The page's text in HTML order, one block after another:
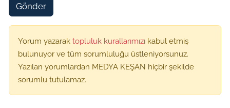
Gönder
Yorum yazarak topluluk kurallarımızı kabul etmiş
bulunuyor ve tüm sorumluluğu üstleniyorsunuz.
Yazılan yorumlardan MEDYA KEŞAN hiçbir şekilde
sorumlu tutulamaz.